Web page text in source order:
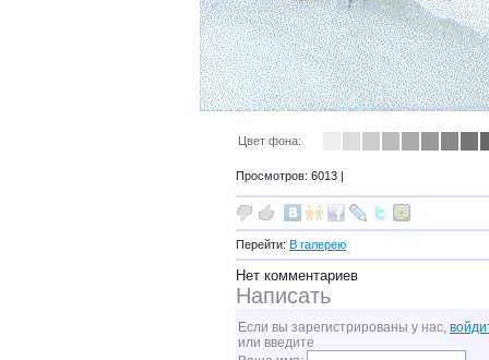
Цвет фона:
Просмотров: 6013 |
Перейти: В галерею
Нет комментариев
Написать
Если вы зарегистрированы у нас,
или введите